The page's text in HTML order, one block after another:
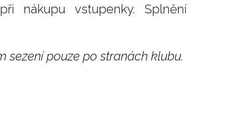
nákupu vstupenky. Splnění
sezení pouze po stranách klubu.